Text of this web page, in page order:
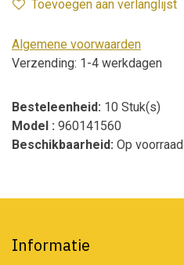
Toevoegen aan verlanglijst
Algemene voorwaarden
Verzending: 1-4 werkdagen
Besteleenheid: 10 Stuk(s)
Model : 960141560
Beschikbaarheid: Op voorraad
Informatie